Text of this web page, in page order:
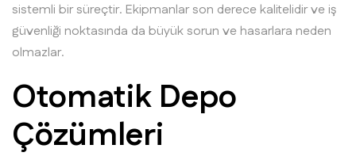
sistemli bir süreçtir. Ekipmanlar son derece kalitelidir ve iş
güvenliği noktasında da büyük sorun ve hasarlara neden
olmazlar.
Otomatik Depo
Çözümleri